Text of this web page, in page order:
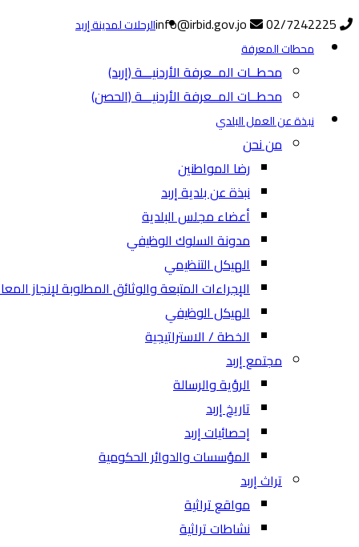
الرحلات لمدينة إربد
محطات المعرفة
محطــات المــعرفة الأردنيـــة (إربد)
محطــات المــعرفة الأردنيـــة (الحصن)
نبذة عن العمل البلدي
من نحن
رضا المواطنين
نبذة عن بلدية إربد
أعضاء مجلس البلدية
مدونة السلوك الوظيفي
الهيكل التنظيمي
الإجراءات المتبعة والوثائق المطلوبة لإنجاز
الهيكل الوظيفي
الخطة / الاستراتيجية
مجتمع إربد
الرؤية والرسالة
تاريخ إربد
إحصائيات إربد
المؤسسات والدوائر الحكومية
تراث إربد
مواقع تراثية
نشاطات تراثية